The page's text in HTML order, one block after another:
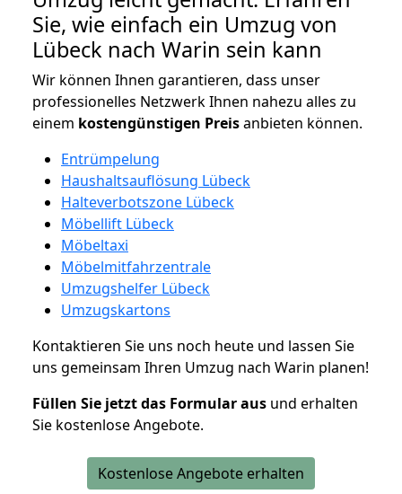
Sie, wie einfach ein Umzug von
Lübeck nach Warin sein kann
Wir können Ihnen garantieren, dass unser
professionelles Netzwerk Ihnen nahezu alles zu
einem kostengünstigen Preisanbieten können.
Entrümpelung
Haushaltsauflösung Lübeck
Halteverbotszone Lübeck
Möbellift Lübeck
Möbeltaxi
Möbelmitfahrzentrale
Umzugshelfer Lübeck
Umzugskartons
Kontaktieren Sie uns noch heute und lassen Sie
uns gemeinsam Ihren Umzug nach Warin planen!
Füllen Sie jetzt das Formular aus und erhalten
Sie kostenlose Angebote.
Kostenlose Angebote erhalten